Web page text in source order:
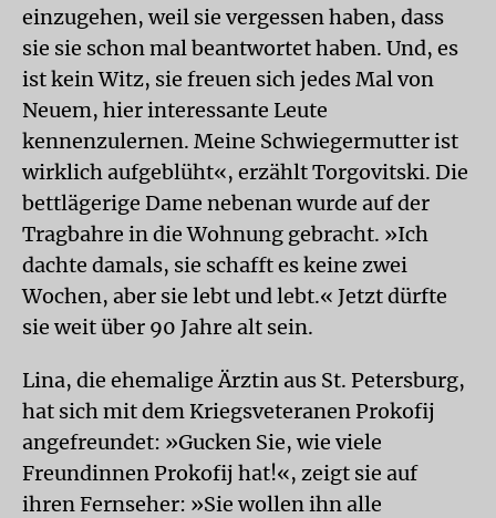
einzugehen, weil sie vergessen haben, dass
sie sie schon mal beantwortet haben. Und, es
ist kein Witz, sie freuen sich jedes Mal von
Neuem, hier interessante Leute
kennenzulernen. Meine Schwiegermutter ist
wirklich aufgeblüht«, erzählt Torgovitski. Die
bettlägerige Dame nebenan wurde auf der
Tragbahre in die Wohnung gebracht. »Ich
dachte damals, sie schafft es keine zwei
Wochen, aber sie lebt und lebt.« Jetzt dürfte
sie weit über 90 Jahre alt sein.
Lina, die ehemalige Ärztin aus St. Petersburg,
hat sich mit dem Kriegsveteranen Prokofij
angefreundet: »Gucken Sie, wie viele
Freundinnen Prokofij hat!«, zeigt sie auf
ihren Fernseher: »Sie wollen ihn alle